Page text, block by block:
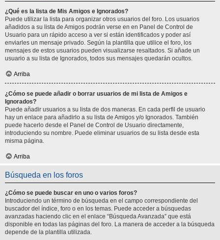
¿Qué es la lista de Mis Amigos e Ignorados?
Puede utilizar la lista para organizar otros usuarios del foro. Los usuarios
añadidos a su lista de Amigos podrán verse en en Panel de Control de
Usuario para un rápido acceso a ver si están identificados y poder así
enviarles un mensaje privado. Según la plantilla que utilice el foro, los
mensajes de estos usuarios pueden visualizarse resaltados. Si añade un
usuario a su lista de Ignorados, todos sus mensajes quedarán ocultos.
Arriba
¿Cómo se puede añadir o borrar usuarios de mi lista de Amigos e
Ignorados?
Puede añadir usuarios a su lista de dos maneras. En cada perfil de usuario
hay un enlace para añadirlo a su lista de Amigos y/o Ignorados. También
puede hacerlo desde el Panel de Control de Usuario directamente,
introduciendo su nombre. Puede eliminar usuarios de su lista desde esta
misma página.
Arriba
Búsqueda en los foros
¿Cómo se puede buscar en uno o varios foros?
Introduciendo un término de búsqueda en el campo correspondiente del
buscador del índice, foro o en los temas. Puede acceder a búsquedas
avanzadas haciendo clic en el enlace “Búsqueda Avanzada” que está
disponible en todas las páginas del foro. La manera de acceder a la búsqueda
depende de la plantilla utilizada.